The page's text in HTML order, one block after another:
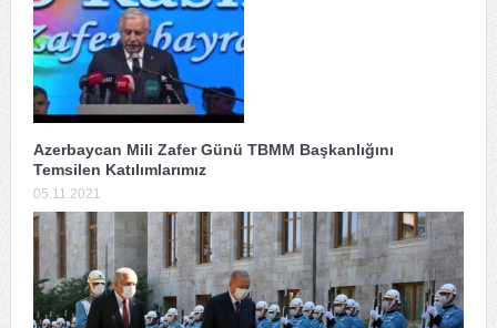
Azerbaycan Mili Zafer Günü TBMM Başkanlığını
Temsilen Katılımlarımız
05.11.2021